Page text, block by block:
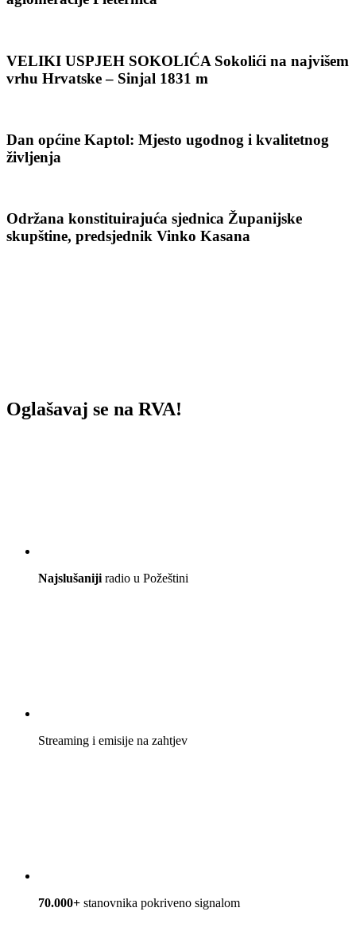
VELIKI USPJEH SOKOLIĆA Sokolići na najvišem
vrhu Hrvatske – Sinjal 1831 m
Dan općine Kaptol: Mjesto ugodnog i kvalitetnog
življenja
Održana konstituirajuća sjednica Županijske
skupštine, predsjednik Vinko Kasana
Oglašavaj se na RVA!
Najslušaniji radio u Požeštini
Streaming i emisije na zahtjev
70.000+ stanovnika pokriveno signalom